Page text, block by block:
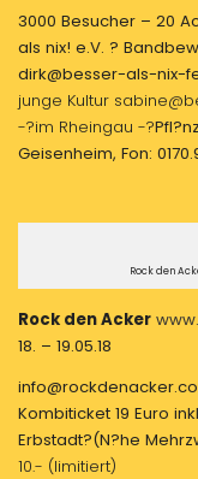
3000 Besucher – 20
als nix! e.V. ?
dirk@besser-als-nix-
junge Kultur
-?im Rheingau -?
Geisenheim, Fon:
Rock den
Rock den Acker
18. – 19.05.18
Kombiticket 19 Euro
Erbstadt?(N?he
10.- (limitiert)